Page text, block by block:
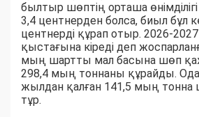
былтыр шөптің орташа
3,4 центнерден болса, биыл бұл
центнерді құрап отыр. 2026-
қыстағына кіреді деп
мың шартты мал басына шөп
298,4 мың тоннаны құрайды.
жылдан қалған 141,5 мың тонна
тұр.